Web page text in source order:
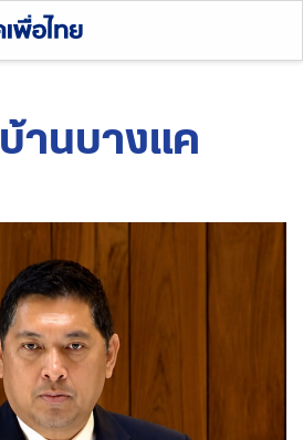
บ้านบางแค